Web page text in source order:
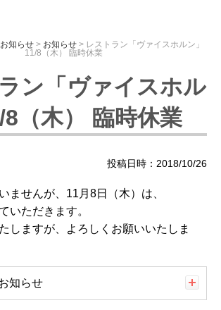
知らせ> お知らせ> レストラン「ヴァイスホルン」
11/8（木） 臨時休業
ン「ヴァイスホル
8（木） 臨時休業
投稿日時：2018/10/26
ませんが、11月8日（木）は、
いただきます。
しますが、よろしくお願いいたしま
知らせ